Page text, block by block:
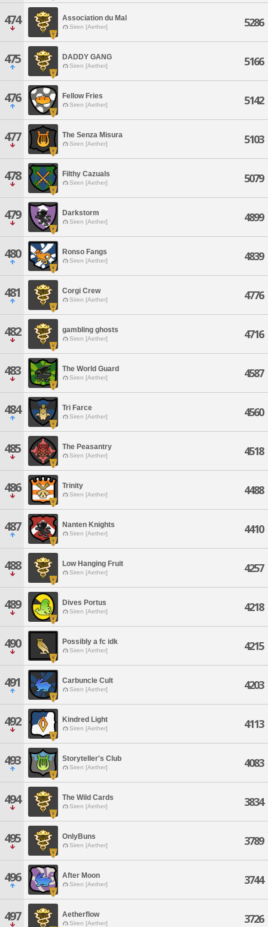
474 Association du Mal
Siren [Aether] 5286
475 DADDY GANG
Siren [Aether] 5166
476 Fellow Fries
Siren [Aether] 5142
477 The Senza Misura
Siren [Aether] 5103
478 Filthy Cazuals
Siren [Aether] 5079
479 Darkstorm
Siren [Aether] 4899
480 Ronso Fangs
Siren [Aether] 4839
481 Corgi Crew
Siren [Aether] 4776
482 gambling ghosts
Siren [Aether] 4716
483 The World Guard
Siren [Aether] 4587
484 Tri Farce
Siren [Aether] 4560
485 The Peasantry
Siren [Aether] 4518
486 Trinity
Siren [Aether] 4488
487 Nanten Knights
Siren [Aether] 4410
488 Low Hanging Fruit
Siren [Aether] 4257
489 Dives Portus
Siren [Aether] 4218
490 Possibly a fc idk
Siren [Aether] 4215
491 Carbuncle Cult
Siren [Aether] 4203
492 Kindred Light
Siren [Aether] 4113
493 Storyteller's Club
Siren [Aether] 4083
494 The Wild Cards
Siren [Aether] 3834
495 OnlyBuns
Siren [Aether] 3789
496 After Moon
Siren [Aether] 3744
497 Aetherflow
Siren [Aether] 3726